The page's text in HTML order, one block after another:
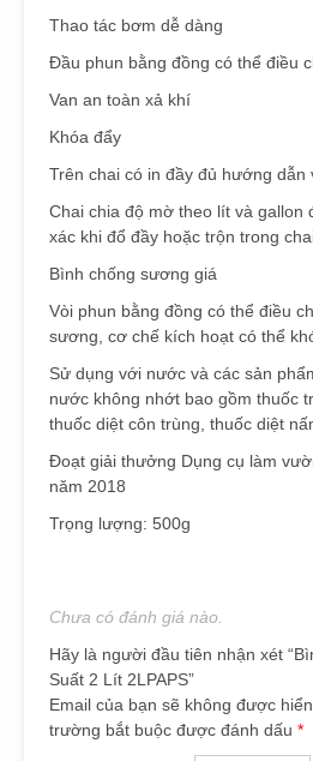
Thao tác bơm dễ dàng
Đầu phun bằng đồng có thể điều
Van an toàn xả khí
Khóa đẩy
Trên chai có in đầy đủ hướng dẫn
Chai chia độ mờ theo lít và gallon
xác khi đổ đầy hoặc trộn trong
Bình chống sương giá
Vòi phun bằng đồng có thể điều
sương, cơ chế kích hoạt có thể
Sử dụng với nước và các sản
nước không nhớt bao gồm thuốc
thuốc diệt côn trùng, thuốc diệt
Đoạt giải thưởng Dụng cụ làm
năm 2018
Trọng lượng: 500g
Chưa có đánh giá nào.
Hãy là người đầu tiên nhận xét
Suất 2 Lít 2LPAPS”
Email của bạn sẽ không được
trường bắt buộc được đánh dấu *